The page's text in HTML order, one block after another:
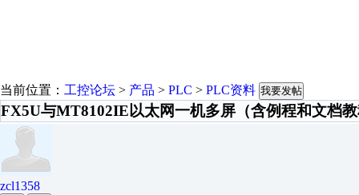
当前位置： 工控论坛 > 产品 > PLC > PLC资料 我要发帖
FX5U与MT8102IE以太网一机多屏（含例程和文档
zcl1358